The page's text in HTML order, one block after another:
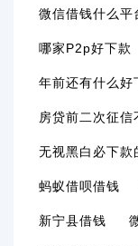
微信借钱什么平
哪家p2p好下款
年前还有什么好
房贷前二次征信
无视黑白必下款
蚂蚁借呗借钱
新宁县借钱